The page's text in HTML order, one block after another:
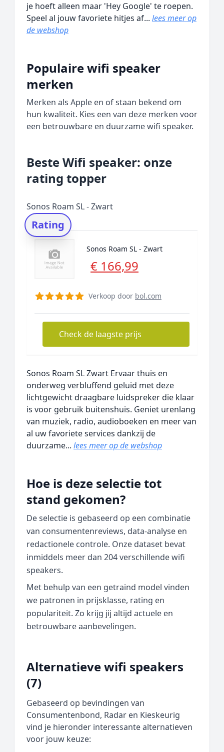
je hoeft alleen maar 'Hey Google' te roepen.
Speel al jouw favoriete hitjes af... lees meer op
de webshop
Populaire wifi speaker
merken
Merken als Apple en of staan bekend om
hun kwaliteit. Kies een van deze merken voor
een betrouwbare en duurzame wifi speaker.
Beste Wifi speaker: onze
rating topper
Sonos Roam SL - Zwart
Rating
Sonos Roam SL - Zwart
€ 166,99
Verkoop door bol.com
Check de laagste prijs
Sonos Roam SL Zwart Ervaar thuis en
onderweg verbluffend geluid met deze
lichtgewicht draagbare luidspreker die klaar
is voor gebruik buitenshuis. Geniet urenlang
van muziek, radio, audioboeken en meer van
al uw favoriete services dankzij de
duurzame... lees meer op de webshop
Hoe is deze selectie tot
stand gekomen?
De selectie is gebaseerd op een combinatie
van consumentenreviews, data‑analyse en
redactionele controle. Onze dataset bevat
inmiddels meer dan 204 verschillende wifi
speakers.
Met behulp van een getraind model vinden
we patronen in prijsklasse, rating en
populariteit. Zo krijg jij altijd actuele en
betrouwbare aanbevelingen.
Alternatieve wifi speakers
(7)
Gebaseerd op bevindingen van
Consumentenbond, Radar en Kieskeurig
vind je hieronder interessante alternatieven
voor jouw keuze: